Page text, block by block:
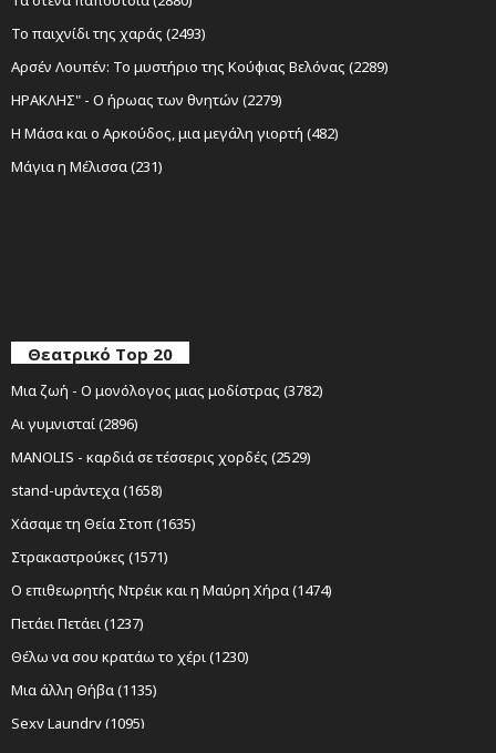
Το παιχνίδι της χαράς (2493)
Αρσέν Λουπέν: Το μυστήριο της Κούφιας Βελόνας (2289)
ΗΡΑΚΛΗΣ" - Ο ήρωας των θνητών (2279)
Η Μάσα και ο Αρκούδος, μια μεγάλη γιορτή (482)
Μάγια η Μέλισσα (231)
Θεατρικό Top 20
Μια ζωή - Ο μονόλογος μιας μοδίστρας (3782)
Αι γυμνισταί (2896)
MANOLIS - καρδιά σε τέσσερις χορδές (2529)
stand-upάντεχα (1658)
Χάσαμε τη Θεία Στοπ (1635)
Στρακαστρούκες (1571)
Ο επιθεωρητής Ντρέικ και η Μαύρη Χήρα (1474)
Πετάει Πετάει (1237)
Θέλω να σου κρατάω το χέρι (1230)
Μια άλλη Θήβα (1135)
Sexy Laundry (1095)